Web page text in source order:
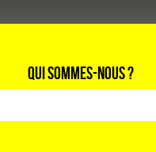
Qui sommes-nous ?